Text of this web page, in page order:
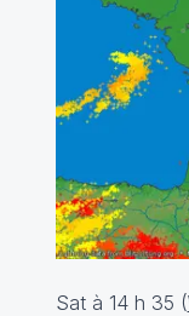
Sat à 14 h 35 (